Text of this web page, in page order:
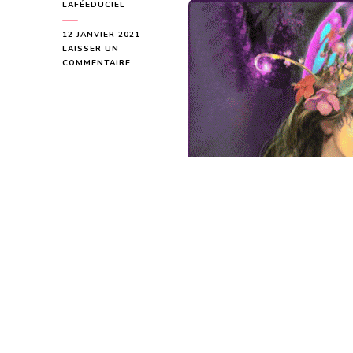
LAFÉEDUCIEL
12 JANVIER 2021
LAISSER UN
COMMENTAIRE